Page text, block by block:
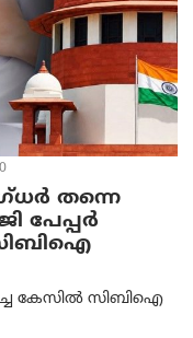
0
തന്നെ
പേപ്പർ
കേസിൽ സിബിഐ